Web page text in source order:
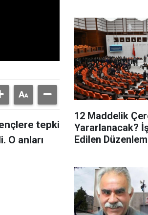
tepki
O anları
12 Maddelik
Yararlanacak?
Edilen